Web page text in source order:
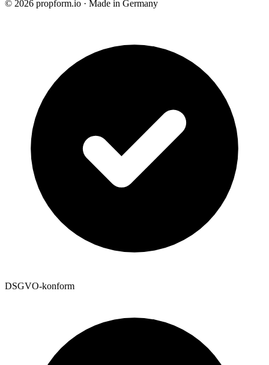
© 2026 propform.io · Made in Germany
DSGVO-konform